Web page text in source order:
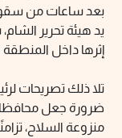
بعد ساعات من
يد هيئة تحرير
إثرها داخل
تلا ذلك تصريحات
ضرورة جعل
منزوعة السلاح،